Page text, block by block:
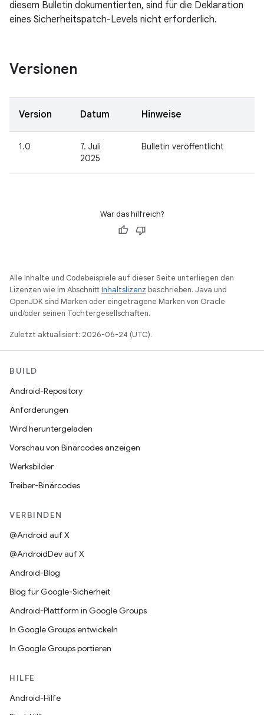
diesem Bulletin dokumentierten, sind für die Deklaration
eines Sicherheitspatch-Levels nicht erforderlich.
Versionen
Version Datum Hinweise
1.0
7. Juli
2025
Bulletin veröffentlicht
War das hilfreich?
Alle Inhalte und Codebeispiele auf dieser Seite unterliegen den
Lizenzen wie im AbschnittInhaltslizenz beschrieben. Java und
OpenJDK sind Marken oder eingetragene Marken von Oracle
und/oder seinen Tochtergesellschaften.
Zuletzt aktualisiert: 2026-06-24 (UTC).
BUILD
Android-Repository
Anforderungen
Wird heruntergeladen
Vorschau von Binärcodes anzeigen
Werksbilder
Treiber-Binärcodes
VERBINDEN
@Android auf X
@AndroidDev auf X
Android-Blog
Blog für Google-Sicherheit
Android-Plattform in Google Groups
In Google Groups entwickeln
In Google Groups portieren
HILFE
Android-Hilfe